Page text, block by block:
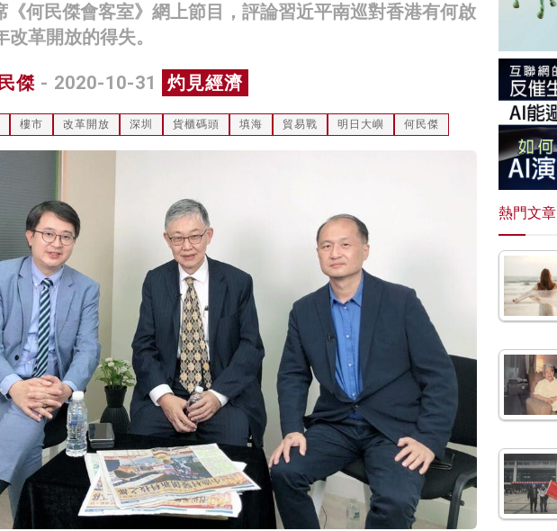
《何民傑會客室》網上節目，評論習近平南巡對香港有何啟
革開放的得失。
傑 - 2020-10-31 灼見經濟
樓市 改革開放 深圳 貨櫃碼頭 填海 貿易戰 明日大嶼 何民傑
熱門文章